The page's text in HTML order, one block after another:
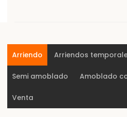
Arriendo Arriendos
Semi amoblado Amoblado
Venta